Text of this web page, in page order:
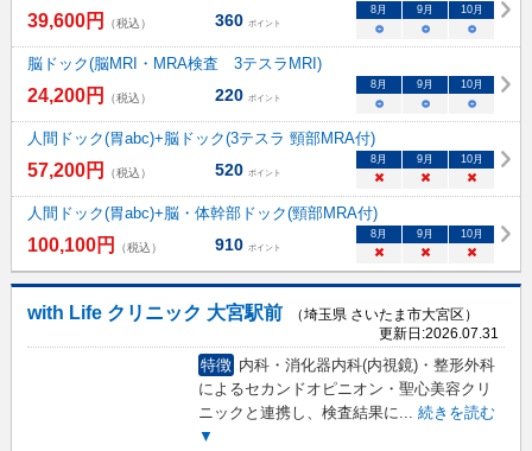
39,600円 （税込） 360 ポイント
8月 9月 10月
○ ○ ○
脳ドック(脳MRI・MRA検査 3テスラMRI)
24,200円 （税込） 220 ポイント
8月 9月 10月
○ ○ ○
人間ドック(胃abc)+脳ドック(3テスラ 頸部MRA付)
57,200円 （税込） 520 ポイント
8月 9月 10月
× × ×
人間ドック(胃abc)+脳・体幹部ドック(頸部MRA付)
100,100円 （税込） 910 ポイント
8月 9月 10月
× × ×
with Life クリニック 大宮駅前
（埼玉県 さいたま市大宮区）
更新日:2026.07.31
特徴 内科・消化器内科(内視鏡)・整形外科
によるセカンドオピニオン・聖心美容クリ
ニックと連携し、検査結果に... 続きを読む
▼